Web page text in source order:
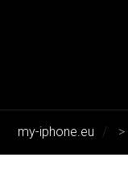
my-iphone.eu >